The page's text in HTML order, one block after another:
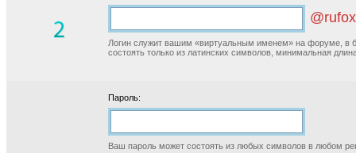
Логин служит вашим «виртуальным именем» на форуме, в
состоять только из латинских символов, минимальная
Пароль:
Ваш пароль может состоять из любых символов в любом